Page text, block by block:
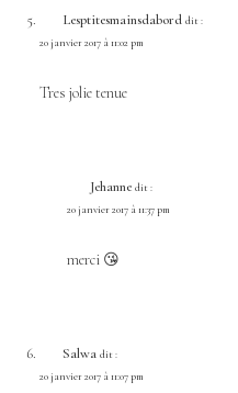
Lesptitesmainsdabord dit :
20 janvier 2017 à 11:02 pm
Tres jolie tenue
Jehanne dit :
20 janvier 2017 à 11:37 pm
merci 😘
Salwa dit :
20 janvier 2017 à 11:07 pm